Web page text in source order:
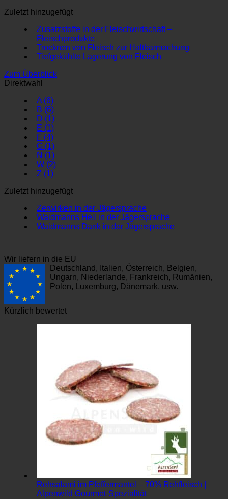
Zuletzt hinzugefügt
Zusatzstoffe in der Fleischwirtschaft –
Fleischprodukte
Trocknen von Fleisch zur Haltbarmachung
Tiefgekühlte Lagerung von Fleisch
Zum Überblick
Direktwahl
A (6)
B (6)
D (1)
E (1)
F (4)
G (1)
N (1)
W (2)
Z (1)
Zuletzt hinzugefügt
Zerwirken in der Jägersprache
Waidmanns Heil in der Jägersprache
Waidmanns Dank in der Jägersprache
Wir liefern in die EU
Deutschland, Italien, Österreich, Belgien,
Ungarn, Niederlande, Frankreich, Rumänien,
Polen, Luxemburg, Dänemark, usw.
Kürzlich bewertet
Rehsalami im Pfeffermantel – 70% Rehfleisch |
Alpenwild Gourmet-Spezialität